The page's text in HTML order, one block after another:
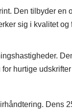
Den tilbyder en
sig i kvalitet og
hurtige
Dens